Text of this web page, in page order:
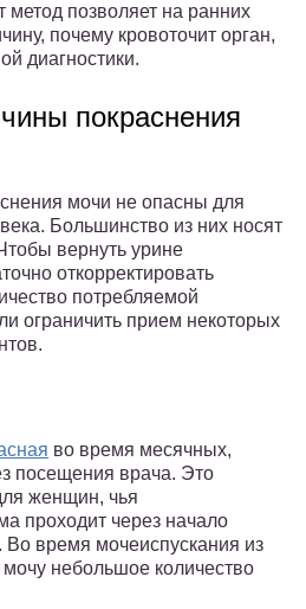
метод позволяет на ранних
почему кровоточит орган,
диагностики.
покраснения
мочи не опасны для
Большинство из них носят
вернуть урине
откорректировать
потребляемой
ограничить прием некоторых
во время месячных,
посещения врача. Это
женщин, чья
проходит через начало
Во время мочеиспускания из
небольшое количество